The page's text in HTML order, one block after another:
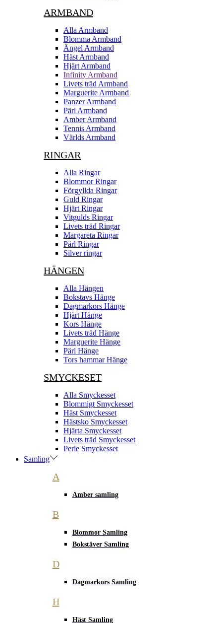
ARMBAND
Alla Armband
Blomma Armband
Ängel Armband
Häst Armband
Hjärt Armband
Infinity Armband
Livets träd Armband
Marguerite Armband
Panzer Armband
Pärl Armband
Amber Armband
Tennis Armband
Världs Armband
RINGAR
Alla Ringar
Blommor Ringar
Förgyllda Ringar
Guld Ringar
Hjärt Ringar
Vitgulds Ringar
Livets träd Ringar
Margareta Ringar
Pärl Ringar
Silver ringar
HÄNGEN
Alla Hängen
Bokstavs Hänge
Dagmarkors Hänge
Hjärt Hänge
Kors Hänge
Livets träd Hänge
Marguerite Hänge
Pärl Hänge
Tors hammar Hänge
SMYCKESET
Alla Smyckesset
Blommigt Smyckesset
Häst Smyckesset
Hästsko Smyckesset
Hjärta Smyckesset
Livets träd Smyckesset
Perle Smyckesset
Samling
A
Amber samling
B
Blommor Samling
Bokstäver Samling
D
Dagmarkors Samling
H
Häst Samling